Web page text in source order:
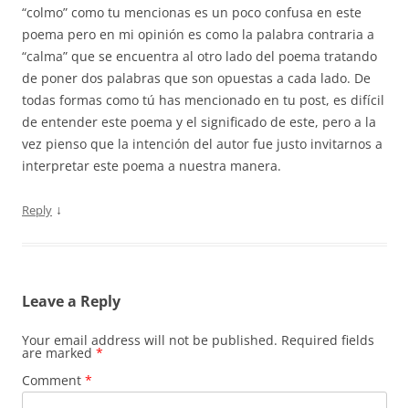
“colmo” como tu mencionas es un poco confusa en este
poema pero en mi opinión es como la palabra contraria a
“calma” que se encuentra al otro lado del poema tratando
de poner dos palabras que son opuestas a cada lado. De
todas formas como tú has mencionado en tu post, es difícil
de entender este poema y el significado de este, pero a la
vez pienso que la intención del autor fue justo invitarnos a
interpretar este poema a nuestra manera.
Reply ↓
Leave a Reply
Your email address will not be published. Required fields
are marked *
Comment *